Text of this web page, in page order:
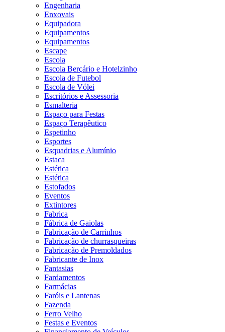
Engenharia
Enxovais
Equipadora
Equipamentos
Equipamentos
Escape
Escola
Escola Berçário e Hotelzinho
Escola de Futebol
Escola de Vólei
Escritórios e Assessoria
Esmalteria
Espaço para Festas
Espaço Terapêutico
Espetinho
Esportes
Esquadrias e Alumínio
Estaca
Estética
Estética
Estofados
Eventos
Extintores
Fabrica
Fábrica de Gaiolas
Fabricação de Carrinhos
Fabricação de churrasqueiras
Fabricação de Premoldados
Fabricante de Inox
Fantasias
Fardamentos
Farmácias
Faróis e Lantenas
Fazenda
Ferro Velho
Festas e Eventos